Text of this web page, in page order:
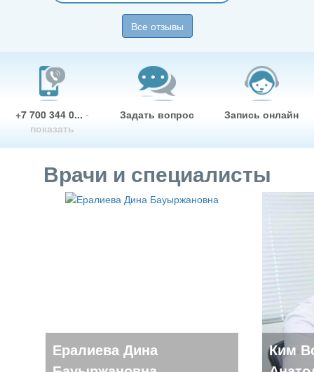
Все отзывы
+7 700 344 0...-
показать
Задать вопрос Запись онлайн
Врачи и специалисты
Ералиева Дина
Ким